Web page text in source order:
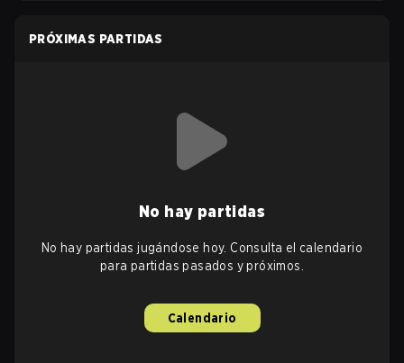
PRÓXIMAS PARTIDAS
No hay partidas
No hay partidas jugándose hoy. Consulta el calendario
para partidas pasados y próximos.
Calendario